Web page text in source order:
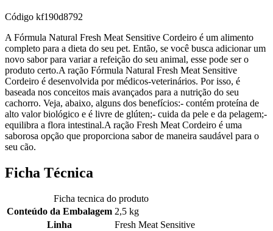
Código kf190d8792
A Fórmula Natural Fresh Meat Sensitive Cordeiro é um alimento
completo para a dieta do seu pet. Então, se você busca adicionar um
novo sabor para variar a refeição do seu animal, esse pode ser o
produto certo.A ração Fórmula Natural Fresh Meat Sensitive
Cordeiro é desenvolvida por médicos-veterinários. Por isso, é
baseada nos conceitos mais avançados para a nutrição do seu
cachorro. Veja, abaixo, alguns dos benefícios:- contém proteína de
alto valor biológico e é livre de glúten;- cuida da pele e da pelagem;-
equilibra a flora intestinal.A ração Fresh Meat Cordeiro é uma
saborosa opção que proporciona sabor de maneira saudável para o
seu cão.
Ficha Técnica
Ficha tecnica do produto
Conteúdo da Embalagem 2,5 kg
Linha
Fresh Meat Sensitive